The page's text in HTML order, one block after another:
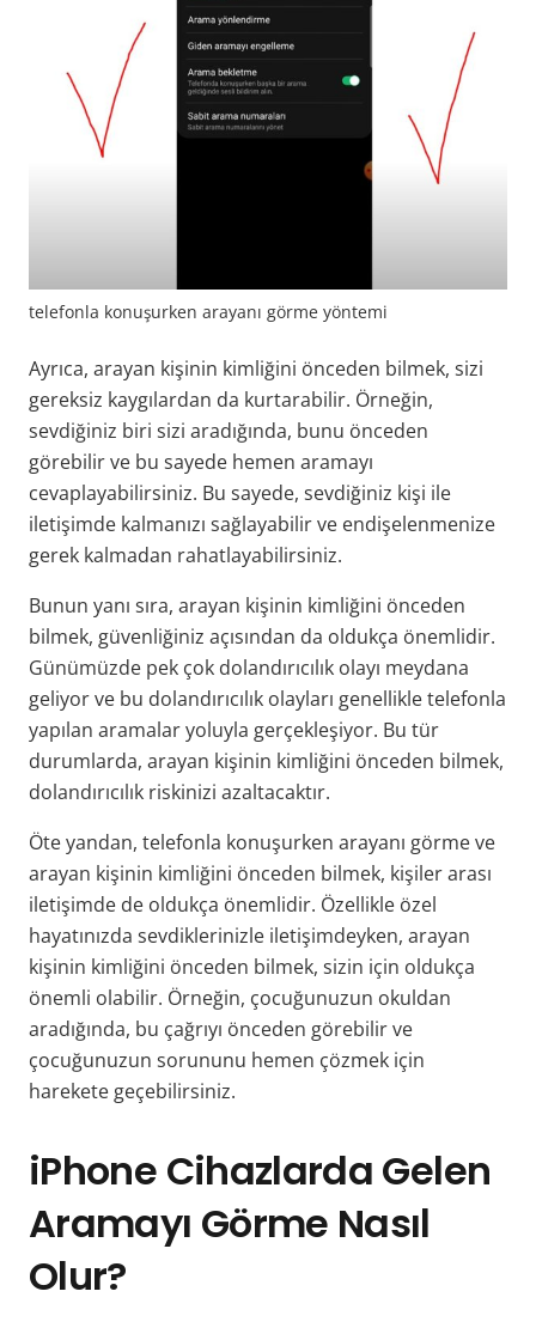
telefonla konuşurken arayanı görme yöntemi
Ayrıca, arayan kişinin kimliğini önceden bilmek, sizi
gereksiz kaygılardan da kurtarabilir. Örneğin,
sevdiğiniz biri sizi aradığında, bunu önceden
görebilir ve bu sayede hemen aramayı
cevaplayabilirsiniz. Bu sayede, sevdiğiniz kişi ile
iletişimde kalmanızı sağlayabilir ve endişelenmenize
gerek kalmadan rahatlayabilirsiniz.
Bunun yanı sıra, arayan kişinin kimliğini önceden
bilmek, güvenliğiniz açısından da oldukça önemlidir.
Günümüzde pek çok dolandırıcılık olayı meydana
geliyor ve bu dolandırıcılık olayları genellikle telefonla
yapılan aramalar yoluyla gerçekleşiyor. Bu tür
durumlarda, arayan kişinin kimliğini önceden bilmek,
dolandırıcılık riskinizi azaltacaktır.
Öte yandan, telefonla konuşurken arayanı görme ve
arayan kişinin kimliğini önceden bilmek, kişiler arası
iletişimde de oldukça önemlidir. Özellikle özel
hayatınızda sevdiklerinizle iletişimdeyken, arayan
kişinin kimliğini önceden bilmek, sizin için oldukça
önemli olabilir. Örneğin, çocuğunuzun okuldan
aradığında, bu çağrıyı önceden görebilir ve
çocuğunuzun sorununu hemen çözmek için
harekete geçebilirsiniz.
iPhone Cihazlarda Gelen
Aramayı Görme Nasıl
Olur?